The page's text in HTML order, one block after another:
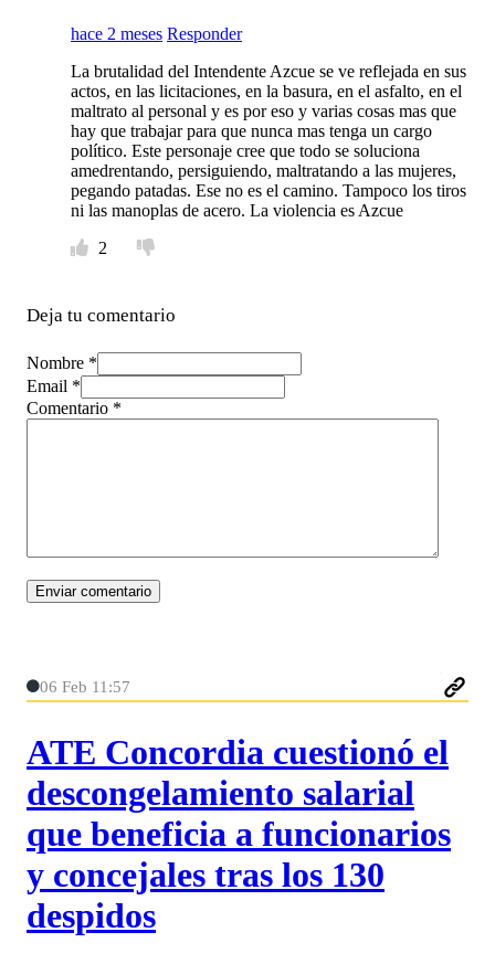
hace 2 meses Responder
La brutalidad del Intendente Azcue se ve reflejada en sus
actos, en las licitaciones, en la basura, en el asfalto, en el
maltrato al personal y es por eso y varias cosas mas que
hay que trabajar para que nunca mas tenga un cargo
político. Este personaje cree que todo se soluciona
amedrentando, persiguiendo, maltratando a las mujeres,
pegando patadas. Ese no es el camino. Tampoco los tiros
ni las manoplas de acero. La violencia es Azcue
2
Deja tu comentario
Nombre *
Email *
Comentario *
06 Feb 11:57
ATE Concordia cuestionó el
descongelamiento salarial
que beneficia a funcionarios
y concejales tras los 130
despidos